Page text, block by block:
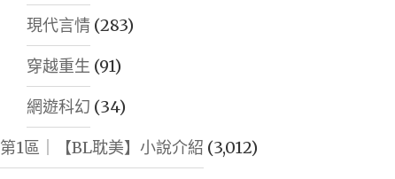
現代言情(283)
穿越重生 (91)
網遊科幻 (34)
第1區｜【BL耽美】小說介紹 (3,012)